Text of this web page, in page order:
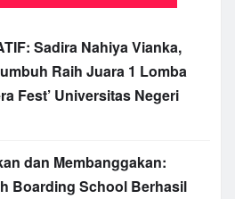
Sadira Nahiya Vianka,
Raih Juara 1 Lomba
Fest’ Universitas Negeri
dan Membanggakan:
Boarding School Berhasil